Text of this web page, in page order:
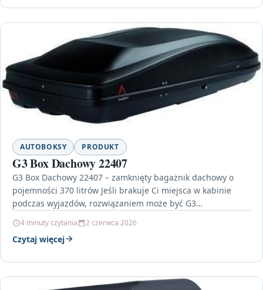
AUTOBOKSY PRODUKT
G3 Box Dachowy 22407
G3 Box Dachowy 22407 – zamknięty bagażnik dachowy o
pojemności 370 litrów Jeśli brakuje Ci miejsca w kabinie
podczas wyjazdów, rozwiązaniem może być G3…
4 minuty czytania 2 czerwca 2026
Czytaj więcej